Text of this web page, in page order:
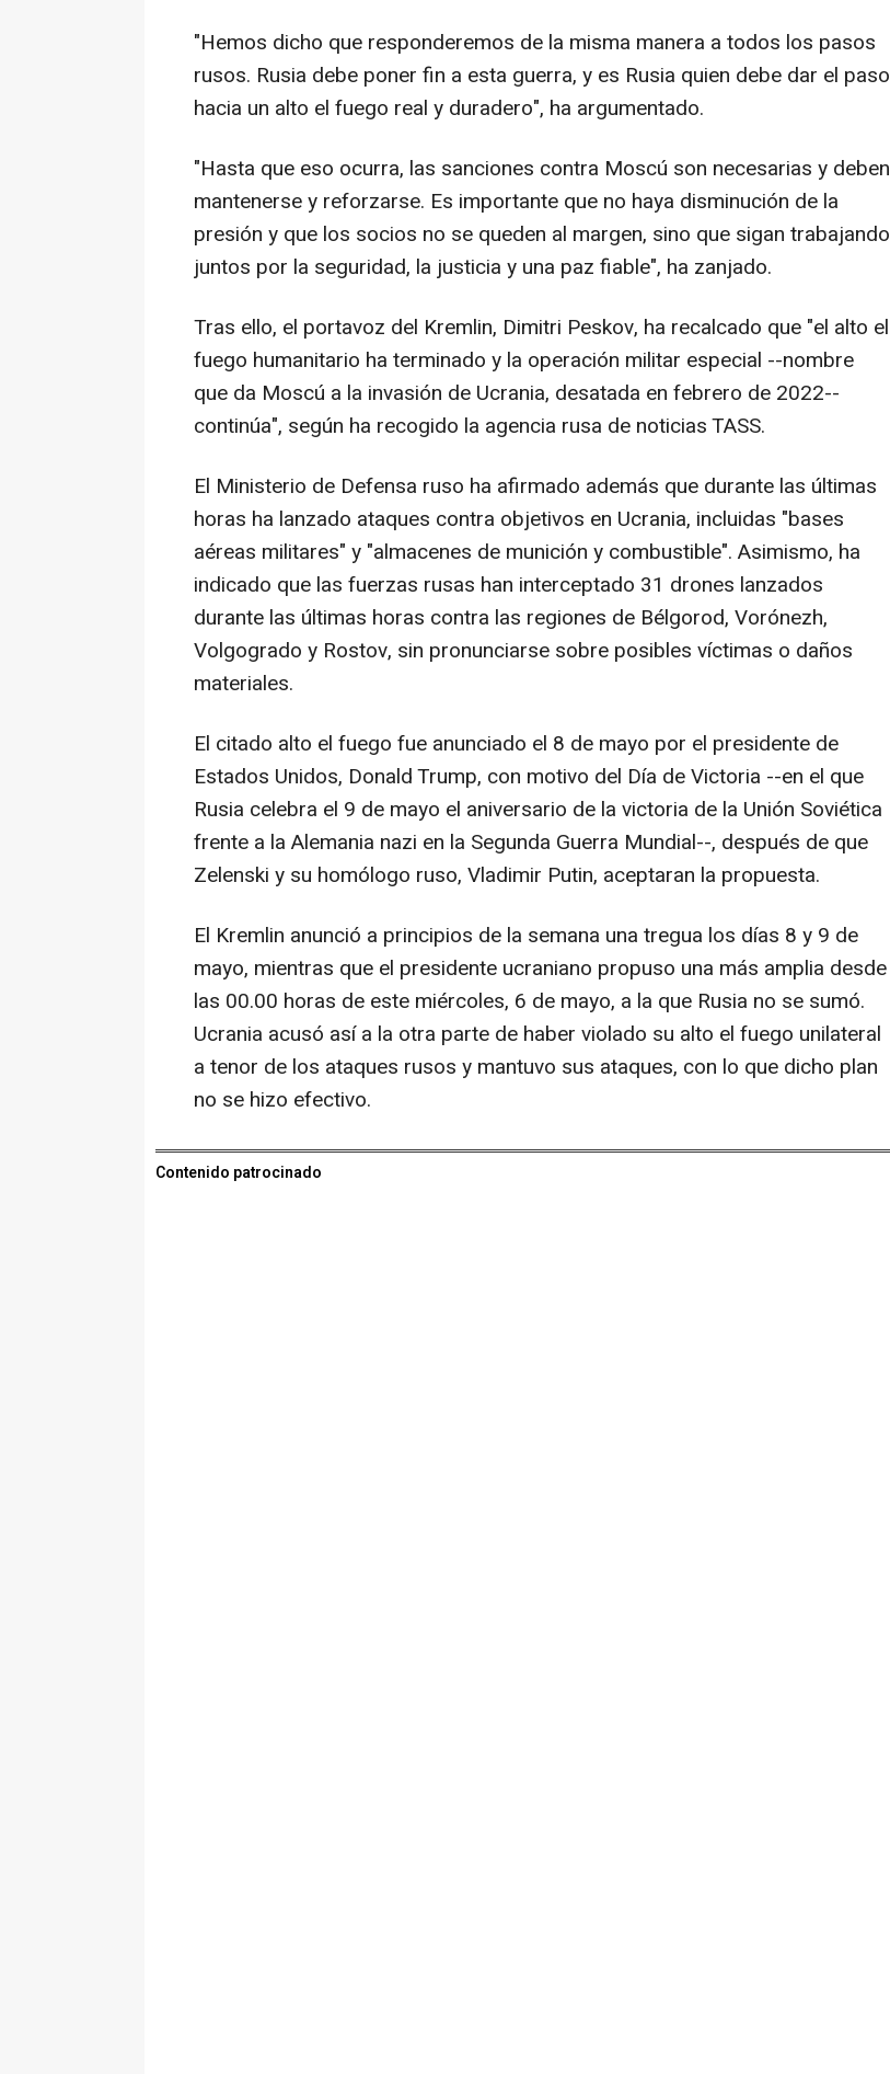
"Hemos dicho que responderemos de la misma manera a todos los pasos
rusos. Rusia debe poner fin a esta guerra, y es Rusia quien debe dar el paso
hacia un alto el fuego real y duradero", ha argumentado.
"Hasta que eso ocurra, las sanciones contra Moscú son necesarias y deben
mantenerse y reforzarse. Es importante que no haya disminución de la
presión y que los socios no se queden al margen, sino que sigan trabajando
juntos por la seguridad, la justicia y una paz fiable", ha zanjado.
Tras ello, el portavoz del Kremlin, Dimitri Peskov, ha recalcado que "el alto el
fuego humanitario ha terminado y la operación militar especial --nombre
que da Moscú a la invasión de Ucrania, desatada en febrero de 2022--
continúa", según ha recogido la agencia rusa de noticias TASS.
El Ministerio de Defensa ruso ha afirmado además que durante las últimas
horas ha lanzado ataques contra objetivos en Ucrania, incluidas "bases
aéreas militares" y "almacenes de munición y combustible". Asimismo, ha
indicado que las fuerzas rusas han interceptado 31 drones lanzados
durante las últimas horas contra las regiones de Bélgorod, Vorónezh,
Volgogrado y Rostov, sin pronunciarse sobre posibles víctimas o daños
materiales.
El citado alto el fuego fue anunciado el 8 de mayo por el presidente de
Estados Unidos, Donald Trump, con motivo del Día de Victoria --en el que
Rusia celebra el 9 de mayo el aniversario de la victoria de la Unión Soviética
frente a la Alemania nazi en la Segunda Guerra Mundial--, después de que
Zelenski y su homólogo ruso, Vladimir Putin, aceptaran la propuesta.
El Kremlin anunció a principios de la semana una tregua los días 8 y 9 de
mayo, mientras que el presidente ucraniano propuso una más amplia desde
las 00.00 horas de este miércoles, 6 de mayo, a la que Rusia no se sumó.
Ucrania acusó así a la otra parte de haber violado su alto el fuego unilateral
a tenor de los ataques rusos y mantuvo sus ataques, con lo que dicho plan
no se hizo efectivo.
Contenido patrocinado